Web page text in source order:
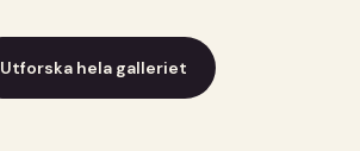
Utforska hela galleriet